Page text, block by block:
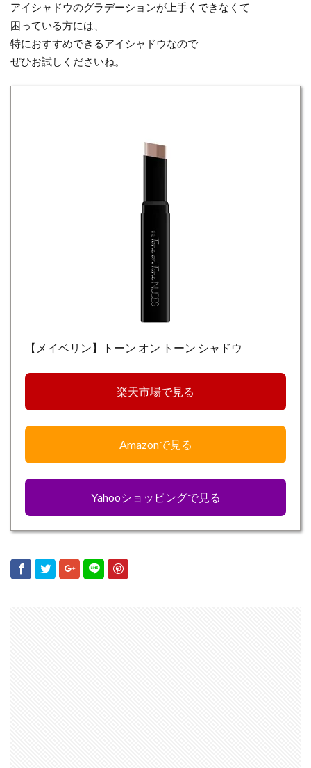
アイシャドウのグラデーションが上手くできなくて
困っている方には、
特におすすめできるアイシャドウなので
ぜひお試しくださいね。
【メイベリン】トーン オン トーン シャドウ
楽天市場で見る
Amazonで見る
Yahooショッピングで見る